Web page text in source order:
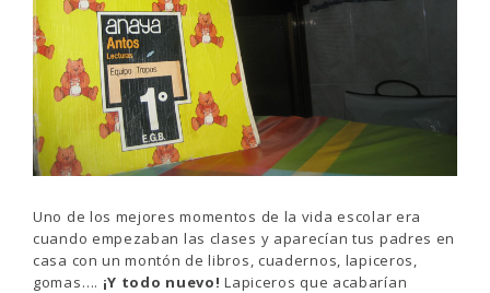
Uno de los mejores momentos de la vida escolar era
cuando empezaban las clases y aparecían tus padres en
casa con un montón de libros, cuadernos, lapiceros,
gomas…. ¡Y todo nuevo! Lapiceros que acabarían